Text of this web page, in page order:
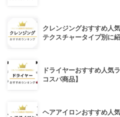
クレンジングおすすめ人
テクスチャータイプ別に紹
ドライヤーおすすめ人気
コスパ商品】
ヘアアイロンおすすめ人